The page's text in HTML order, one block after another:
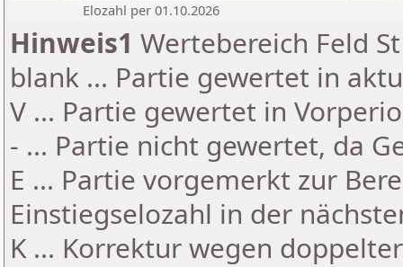
Elozahl per 01.10.2026
Hinweis1 Wertebereich Feld
blank ... Partie gewertet in
V ... Partie gewertet in
- ... Partie nicht gewertet, da
E ... Partie vorgemerkt zur
Einstiegselozahl in der
K ... Korrektur wegen